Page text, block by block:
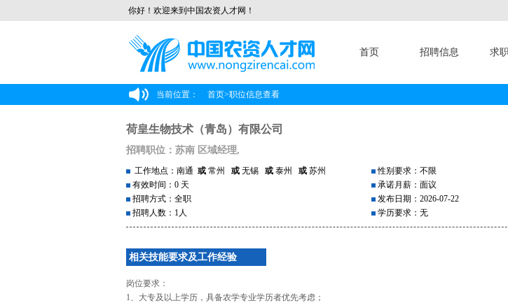
你好！欢迎来到中国农资人才网！
首页 招聘信息 求
当前位置： 首页>职位信息查看
荷皇生物技术（青岛）有限公司
招聘职位：苏南 区域经理,
工作地点：南通 或常州 或无锡 或泰州 或苏州
有效时间：0 天
招聘方式：全职
招聘人数：1人
性别要求：不限
承诺月薪：面议
发布日期：2026-07-22
学历要求：无
相关技能要求及工作经验
岗位要求：
1、大专及以上学历，具备农学专业学历者优先考虑；